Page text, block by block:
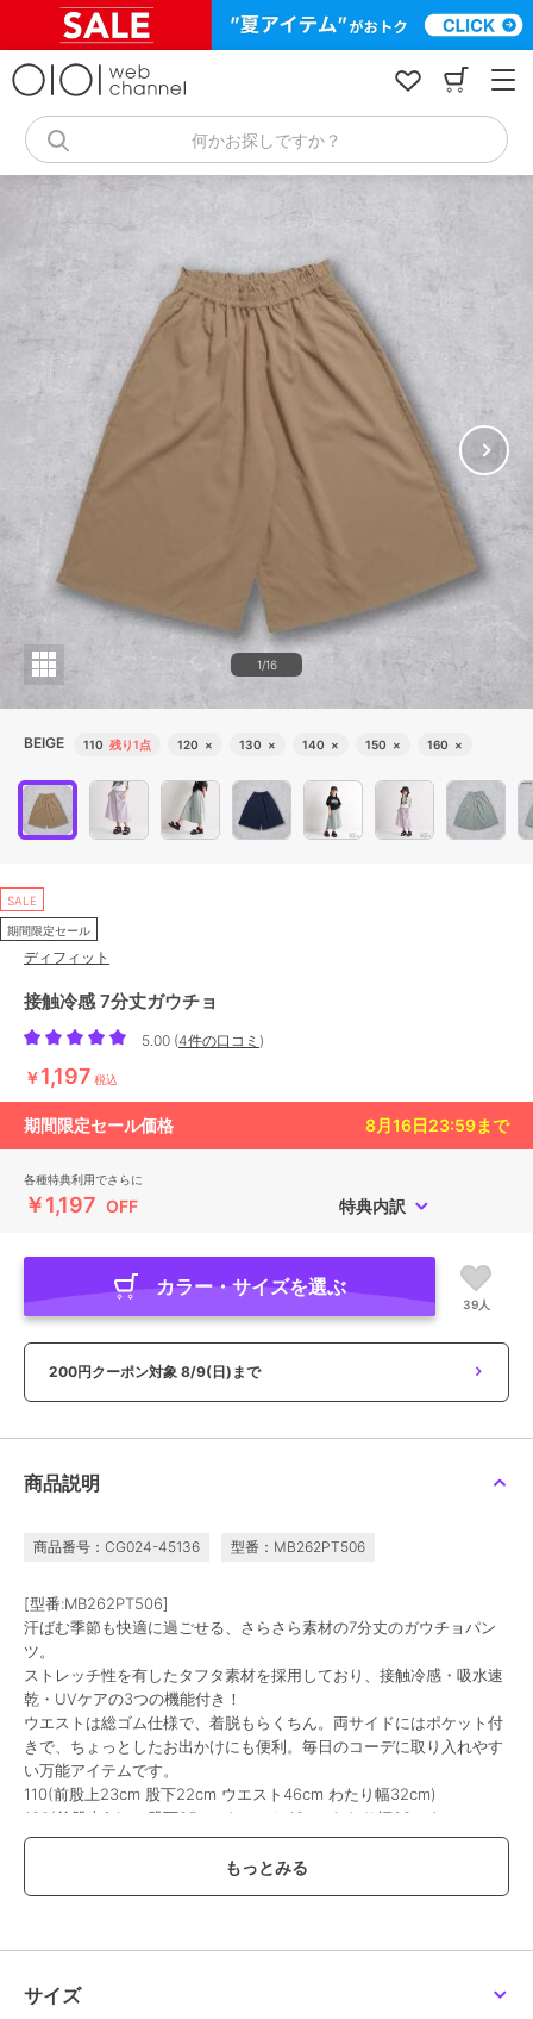
キ
何かお探しですか？
1/16
BEIGE 110 残り1点 120 × 130 × 140 × 150 × 160 ×
SALE
期間限定セール
ディフィット
接触冷感 7分丈ガウチョ
5.00 (4件の口コミ )
￥1,197 税込
期間限定セール価格 8月16日23:59まで
各種特典利用でさらに
￥1,197 OFF 特典内訳
カラー・サイズを選ぶ
39人
200円クーポン対象 8/9(日)まで
商品説明
商品番号：CG024-45136 型番：MB262PT506
[型番:MB262PT506]
汗ばむ季節も快適に過ごせる、さらさら素材の7分丈のガウチョパン
ツ。
ストレッチ性を有したタフタ素材を採用しており、接触冷感・吸水速
乾・UVケアの3つの機能付き！
ウエストは総ゴム仕様で、着脱もらくちん。両サイドにはポケット付
きで、ちょっとしたお出かけにも便利。毎日のコーデに取り入れやす
い万能アイテムです。
110(前股上23cm 股下22cm ウエスト46cm わたり幅32cm)
120(前股上24cm 股下25cm ウエスト48cm わたり幅33cm)
130(前股上25cm 股下28cm ウエスト50cm わたり幅34cm)
140(前股上27cm 股下32cm ウエスト53cm わたり幅35cm)
150(前股上28.5cm 股下35.5cm ウエスト56cm わたり幅36cm)
※照明の関係により、実際よりも色味が違って見える場合がありま
す。
サイズ